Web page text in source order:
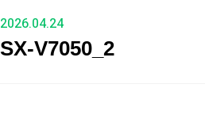
2026.04.24
SX-V7050_2